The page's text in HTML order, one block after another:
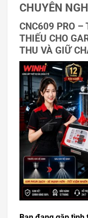
CHUYÊN
CNC609 PRO –
THIẾU CHO
THU VÀ GIỮ